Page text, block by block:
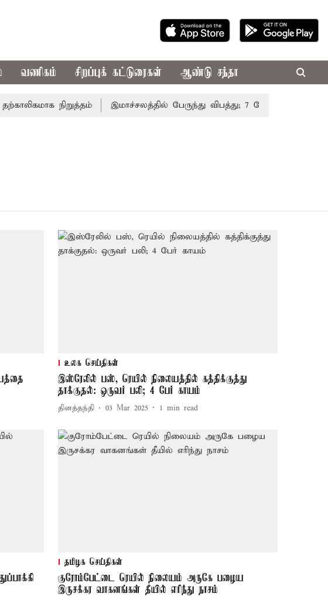
வணிகம் சிறப்புக் கட்டுரைகள் ஆண்டு சந்தா
நிறுத்தம் இமாச்சலத்தில் பேருந்து விபத்து; 7 பேர் பலி - பிரதமர்
உலக செய்திகள்
இஸ்ரேலில் பஸ், ரெயில் நிலையத்தில் கத்திக்குத்து
தாக்குதல்: ஒருவர் பலி; 4 பேர் காயம்
தினத்தந்தி 03 Mar 2025 1 min read
தமிழக செய்திகள்
குரோம்பேட்டை ரெயில் நிலையம் அருகே பழைய
இருசக்கர வாகனங்கள் தீயில் எரிந்து நாசம்